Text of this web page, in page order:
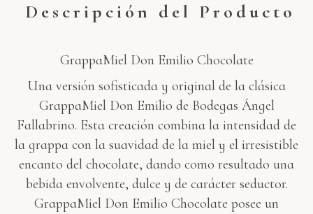
Descripción del Producto
GrappaMiel Don Emilio Chocolate
Una versión sofisticada y original de la clásica
GrappaMiel Don Emilio de Bodegas Ángel
Fallabrino. Esta creación combina la intensidad de
la grappa con la suavidad de la miel y el irresistible
encanto del chocolate, dando como resultado una
bebida envolvente, dulce y de carácter seductor.
GrappaMiel Don Emilio Chocolate posee un